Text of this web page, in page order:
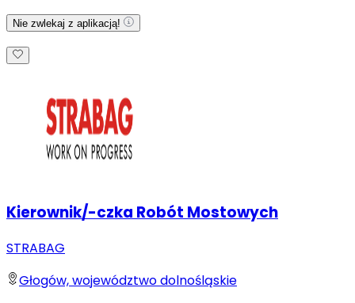
Nie zwlekaj z aplikacją!
Kierownik/-czka Robót Mostowych
STRABAG
Głogów, województwo dolnośląskie